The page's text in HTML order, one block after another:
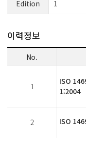
Edition 1
이력정보
No.
1
ISO
1:2004
2 ISO